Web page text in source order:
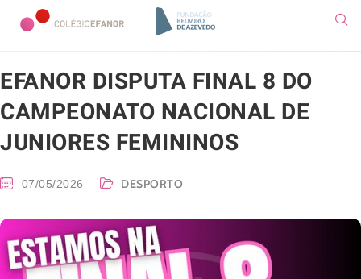
EFANOR DISPUTA FINAL 8 DO
CAMPEONATO NACIONAL DE
JUNIORES FEMININOS
07/05/2026 DESPORTO